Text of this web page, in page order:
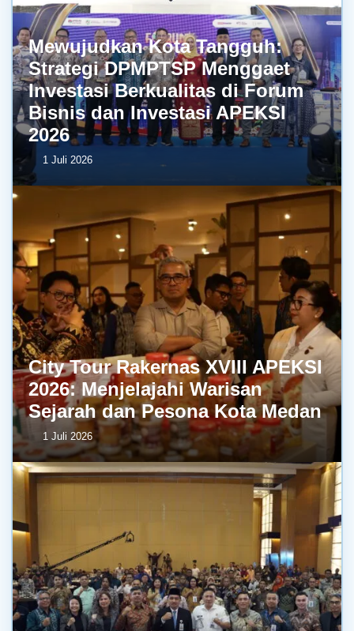
Mewujudkan Kota Tangguh:
Strategi DPMPTSP Menggaet
Investasi Berkualitas di Forum
Bisnis dan Investasi APEKSI
2026
1 Juli 2026
City Tour Rakernas XVIII APEKSI
2026: Menjelajahi Warisan
Sejarah dan Pesona Kota Medan
1 Juli 2026